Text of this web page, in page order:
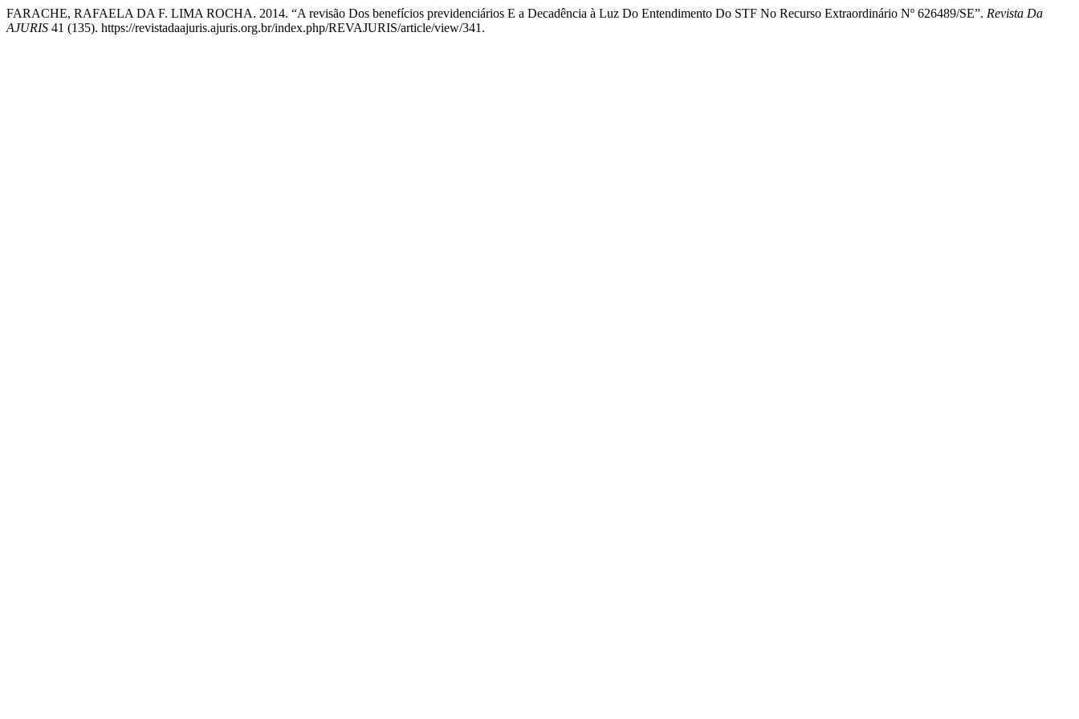
FARACHE, RAFAELA DA F. LIMA ROCHA. 2014. “A revisão Dos benefícios previdenciários E a Decadência à Luz Do Entendimento Do STF No Recurso Extraordinário Nº 626489/SE”. Revista Da
AJURIS 41 (135). https://revistadaajuris.ajuris.org.br/index.php/REVAJURIS/article/view/341.